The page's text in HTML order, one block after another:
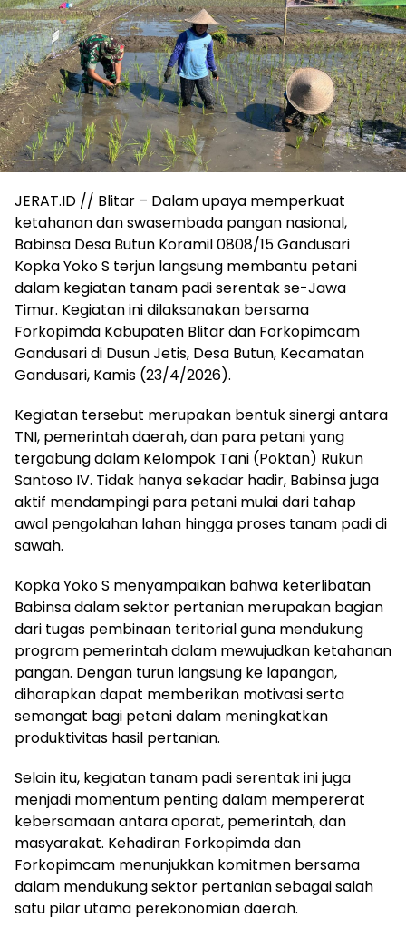
JERAT.ID // Blitar – Dalam upaya memperkuat
ketahanan dan swasembada pangan nasional,
Babinsa Desa Butun Koramil 0808/15 Gandusari
Kopka Yoko S terjun langsung membantu petani
dalam kegiatan tanam padi serentak se-Jawa
Timur. Kegiatan ini dilaksanakan bersama
Forkopimda Kabupaten Blitar dan Forkopimcam
Gandusari di Dusun Jetis, Desa Butun, Kecamatan
Gandusari, Kamis (23/4/2026).
Kegiatan tersebut merupakan bentuk sinergi antara
TNI, pemerintah daerah, dan para petani yang
tergabung dalam Kelompok Tani (Poktan) Rukun
Santoso IV. Tidak hanya sekadar hadir, Babinsa juga
aktif mendampingi para petani mulai dari tahap
awal pengolahan lahan hingga proses tanam padi di
sawah.
Kopka Yoko S menyampaikan bahwa keterlibatan
Babinsa dalam sektor pertanian merupakan bagian
dari tugas pembinaan teritorial guna mendukung
program pemerintah dalam mewujudkan ketahanan
pangan. Dengan turun langsung ke lapangan,
diharapkan dapat memberikan motivasi serta
semangat bagi petani dalam meningkatkan
produktivitas hasil pertanian.
Selain itu, kegiatan tanam padi serentak ini juga
menjadi momentum penting dalam mempererat
kebersamaan antara aparat, pemerintah, dan
masyarakat. Kehadiran Forkopimda dan
Forkopimcam menunjukkan komitmen bersama
dalam mendukung sektor pertanian sebagai salah
satu pilar utama perekonomian daerah.